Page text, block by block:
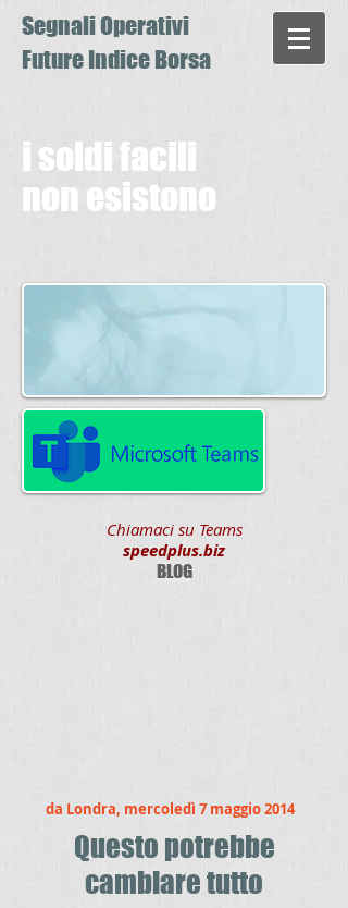
Segnali Operativi
Future Indice Borsa
i soldi facili
non esistono
Chiamaci su Teams
speedplus.biz
BLOG
da Londra, mercoledì 7 maggio 2014
Questo potrebbe
cambiare tutto